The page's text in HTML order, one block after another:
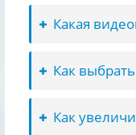
Какая
Как
Как